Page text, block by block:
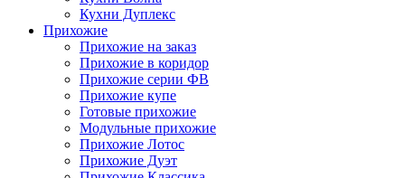
Кухни Дуплекс
Прихожие
Прихожие на заказ
Прихожие в коридор
Прихожие серии ФВ
Прихожие купе
Готовые прихожие
Модульные прихожие
Прихожие Лотос
Прихожие Дуэт